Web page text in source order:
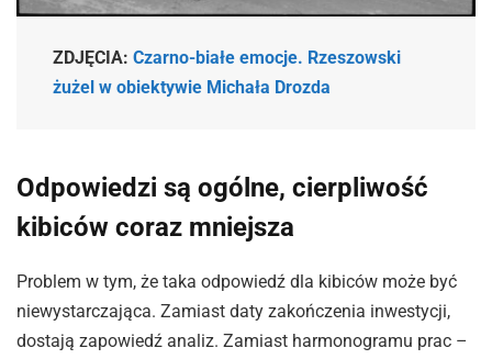
ZDJĘCIA:Czarno-białe emocje. Rzeszowski
żużel w obiektywie Michała Drozda
Odpowiedzi są ogólne, cierpliwość
kibiców coraz mniejsza
Problem w tym, że taka odpowiedź dla kibiców może być
niewystarczająca. Zamiast daty zakończenia inwestycji,
dostają zapowiedź analiz. Zamiast harmonogramu prac –